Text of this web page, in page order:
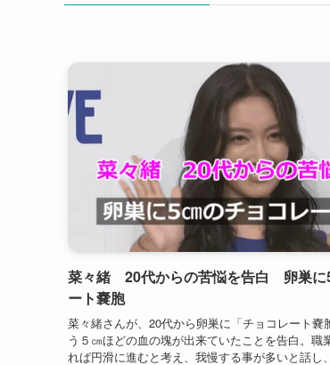
菜々緒 20代からの苦悩を告白 卵巣に
ート嚢胞
菜々緒さんが、20代から卵巣に「チョコレート嚢
う５㎝ほどの血の塊が出来ていたことを告白。職
れば円滑に進むと考え、我慢する事が多いと話し